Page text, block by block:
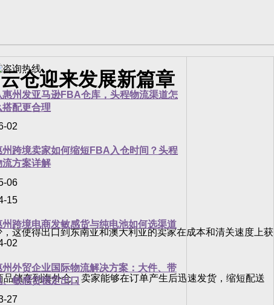
惠州发亚马逊FBA仓库，头程物流渠道怎
搭配更合理
02
州跨境卖家如何缩短FBA入仓时间？头程
流方案详解
06
15
州跨境电商发敏感货与纯电池如何选渠道
02
州外贸企业国际物流解决方案：大件、带
、敏感货稳定出口
27
仓迎来发展新篇章
使得出口到东南亚和澳大利亚的卖家在成本和清关速度上获
储存到海外仓，卖家能够在订单产生后迅速发货，缩短配送